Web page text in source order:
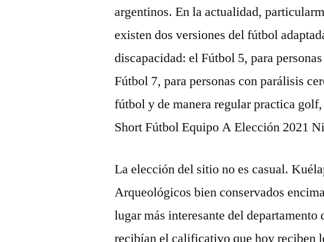
argentinos. En la actualidad,
existen dos versiones del fútbol
discapacidad: el Fútbol 5, para
Fútbol 7, para personas con parálisis
fútbol y de manera regular practica
Short Fútbol Equipo A Elección 2021
La elección del sitio no es casual.
Arqueológicos bien conservados
lugar más interesante del
recibían el calificativo que hoy reciben